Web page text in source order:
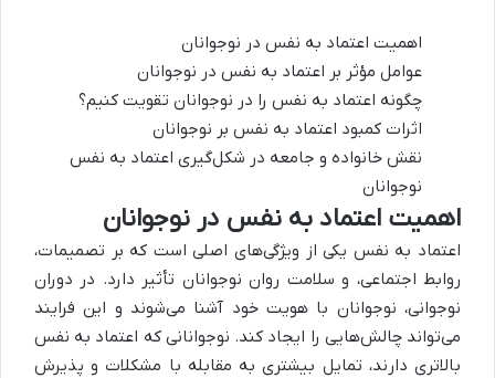
اهمیت اعتماد به نفس در نوجوانان
عوامل مؤثر بر اعتماد به نفس در نوجوانان
چگونه اعتماد به نفس را در نوجوانان تقویت کنیم؟
اثرات کمبود اعتماد به نفس بر نوجوانان
نقش خانواده و جامعه در شکل‌گیری اعتماد به نفس
نوجوانان
اهمیت اعتماد به نفس در نوجوانان
اعتماد به نفس یکی از ویژگی‌های اصلی است که بر تصمیمات،
روابط اجتماعی، و سلامت روان نوجوانان تأثیر دارد. در دوران
نوجوانی، نوجوانان با هویت خود آشنا می‌شوند و این فرایند
می‌تواند چالش‌هایی را ایجاد کند. نوجوانانی که اعتماد به نفس
بالاتری دارند، تمایل بیشتری به مقابله با مشکلات و پذیرش